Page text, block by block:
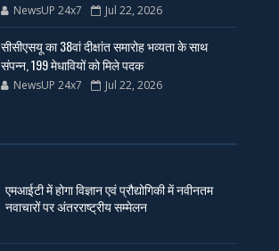
NewsUP 24x7 Jul 22, 2026
सीसीएसयू का 38वां दीक्षांत समारोह भव्यता के साथ
संपन्न, 199 मेधावियों को मिले पदक
NewsUP 24x7 Jul 22, 2026
एमआईटी में होगा विज्ञान एवं प्रौद्योगिकी में नवीनतम
नवाचारों पर अंतरराष्ट्रीय सम्मेलन